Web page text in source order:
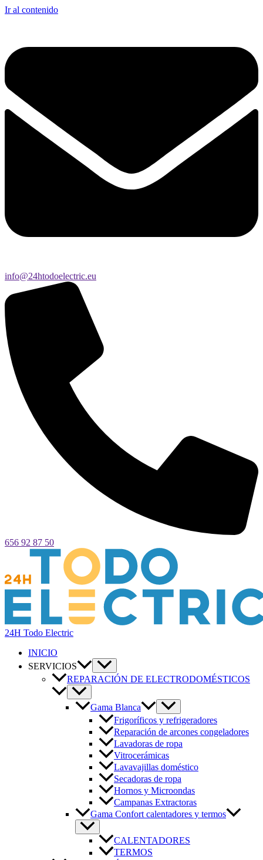
Ir al contenido
info@24htodoelectric.eu
656 92 87 50
24H Todo Electric
INICIO
SERVICIOS
REPARACIÓN DE ELECTRODOMÉSTICOS
Gama Blanca
Frigoríficos y refrigeradores
Reparación de arcones congeladores
Lavadoras de ropa
Vitrocerámicas
Lavavajillas doméstico
Secadoras de ropa
Hornos y Microondas
Campanas Extractoras
Gama Confort calentadores y termos
CALENTADORES
TERMOS